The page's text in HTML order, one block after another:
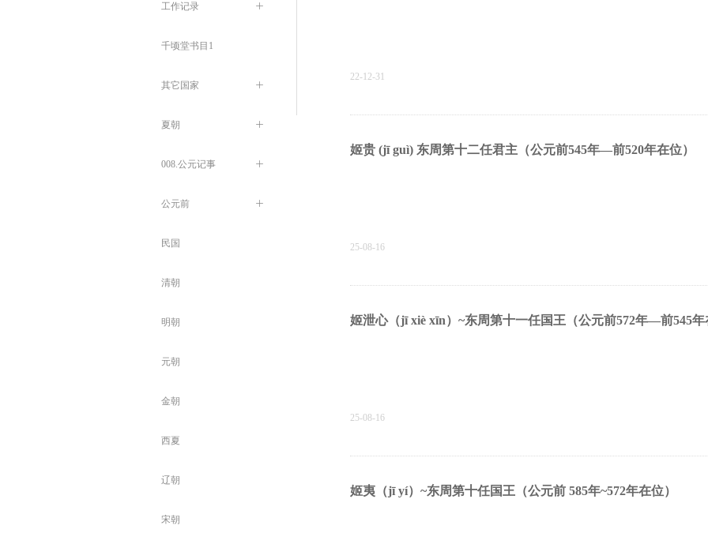
22-12-31
姬贵 (jī guì‌) 东周第十二任君主（公元前545年—前520年在位）
25-08-16
姬泄心（jī xiè xīn）~东周第十一任国王（公元前572年—前545年
25-08-16
姬夷（jī‌ yí）~东周第十任国王（公元前 585年~572年在位）
ꄶ
工作记录
千顷堂书目1
ꄶ
其它国家
ꄶ
夏朝
ꄶ
008.公元记事
ꄶ
公元前
民国
清朝
明朝
元朝
金朝
西夏
辽朝
宋朝